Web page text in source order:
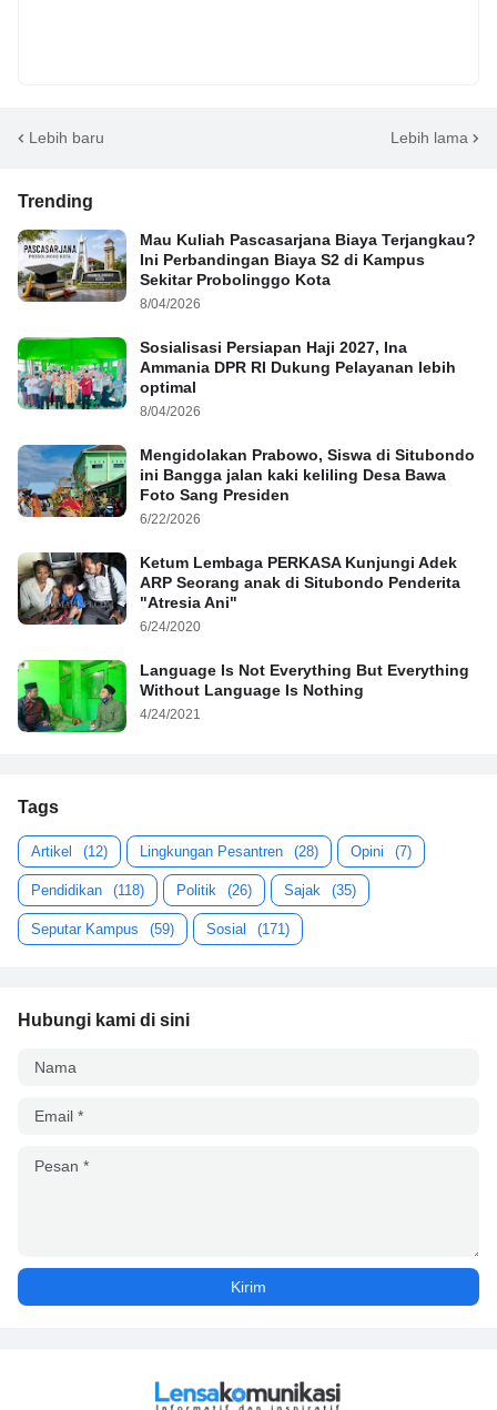
Lebih baru Lebih lama
Trending
Mau Kuliah Pascasarjana Biaya Terjangkau?
Ini Perbandingan Biaya S2 di Kampus
Sekitar Probolinggo Kota
8/04/2026
Sosialisasi Persiapan Haji 2027, Ina
Ammania DPR RI Dukung Pelayanan lebih
optimal
8/04/2026
Mengidolakan Prabowo, Siswa di Situbondo
ini Bangga jalan kaki keliling Desa Bawa
Foto Sang Presiden
6/22/2026
Ketum Lembaga PERKASA Kunjungi Adek
ARP Seorang anak di Situbondo Penderita
"Atresia Ani"
6/24/2020
Language Is Not Everything But Everything
Without Language Is Nothing
4/24/2021
Tags
Artikel (12) Lingkungan Pesantren (28) Opini (7)
Pendidikan (118) Politik (26) Sajak (35)
Seputar Kampus (59) Sosial (171)
Hubungi kami di sini